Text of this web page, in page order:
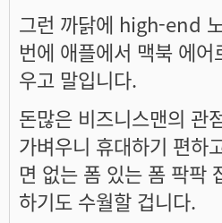
그런 까닭에 high-end
번에 애플에서 맥북 에
우고 말입니다.
돈많은 비즈니스맨의 관
가벼우니 휴대하기 편하
면 없는 폼 있는 폼 팍팍
하기도 수월할 겁니다.